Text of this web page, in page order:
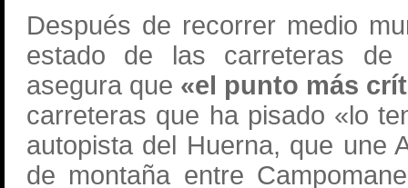
Después de recorrer medio
estado de las carreteras de
asegura que «el punto más
carreteras que ha pisado «lo
autopista del Huerna, que une
de montaña entre